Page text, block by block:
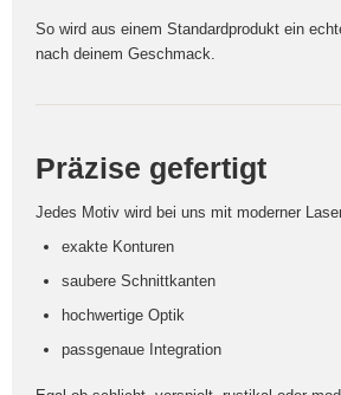
So wird aus einem Standardprodukt ein
nach deinem Geschmack.
Präzise gefertigt
Jedes Motiv wird bei uns mit moderner
exakte Konturen
saubere Schnittkanten
hochwertige Optik
passgenaue Integration